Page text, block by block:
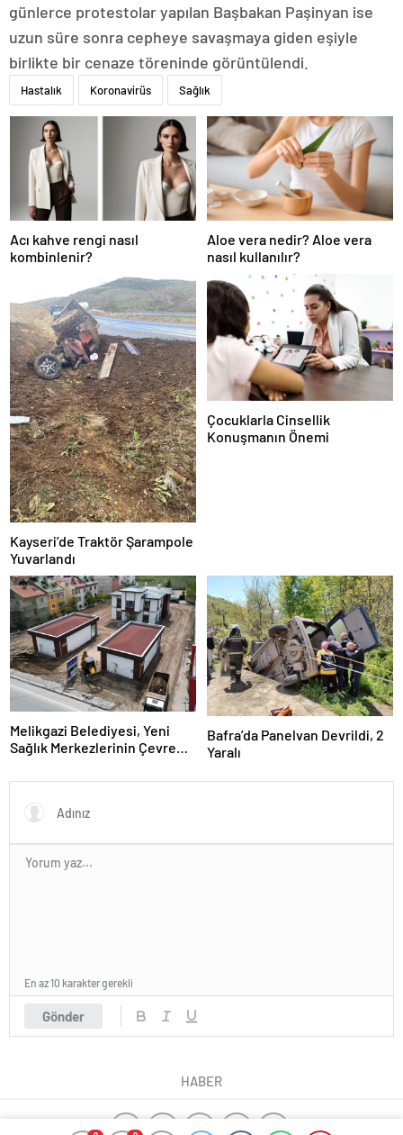
günlerce protestolar yapılan Başbakan Paşinyan ise
uzun süre sonra cepheye savaşmaya giden eşiyle
birlikte bir cenaze töreninde görüntülendi.
Hastalık Koronavirüs Sağlık
Acı kahve rengi nasıl
kombinlenir?
Aloe vera nedir? Aloe vera
nasıl kullanılır?
Kayseri’de Traktör Şarampole
Yuvarlandı
Çocuklarla Cinsellik
Konuşmanın Önemi
Melikgazi Belediyesi, Yeni
Sağlık Merkezlerinin Çevre
Bafra’da Panelvan Devrildi, 2
Yaralı
Gönder
En az 10 karakter gerekli
HABER